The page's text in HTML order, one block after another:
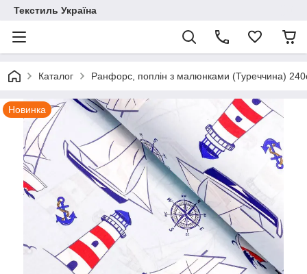
Текстиль Україна
Каталог Ранфорс, поплін з малюнками (Туреччина)
Новинка